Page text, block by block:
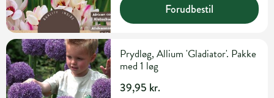
Forudbestil
Prydløg, Allium 'Gladiator'. Pakke
med 1 løg
39,95 kr.